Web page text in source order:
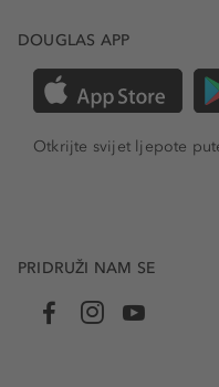
DOUGLAS APP
Otkrijte svijet ljepote
PRIDRUŽI NAM SE